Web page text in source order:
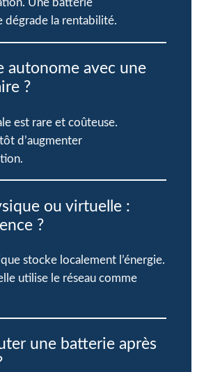
Une batterie
dégrade la rentabilité.
autonome avec une
?
est rare et coûteuse.
d’augmenter
ou virtuelle :
?
stocke localement l’énergie.
utilise le réseau comme
une batterie après